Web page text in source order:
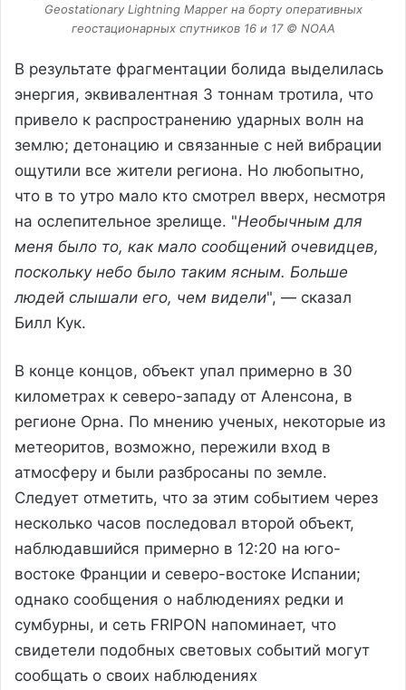
Geostationary Lightning Mapper на борту оперативных
геостационарных спутников 16 и 17 © NOAA
В результате фрагментации болида выделилась
энергия, эквивалентная 3 тоннам тротила, что
привело к распространению ударных волн на
землю; детонацию и связанные с ней вибрации
ощутили все жители региона. Но любопытно,
что в то утро мало кто смотрел вверх, несмотря
на ослепительное зрелище. "Необычным для
меня было то, как мало сообщений очевидцев,
поскольку небо было таким ясным. Больше
людей слышали его, чем видели", — сказал
Билл Кук.
В конце концов, объект упал примерно в 30
километрах к северо-западу от Аленсона, в
регионе Орна. По мнению ученых, некоторые из
метеоритов, возможно, пережили вход в
атмосферу и были разбросаны по земле.
Следует отметить, что за этим событием через
несколько часов последовал второй объект,
наблюдавшийся примерно в 12:20 на юго-
востоке Франции и северо-востоке Испании;
однако сообщения о наблюдениях редки и
сумбурны, и сеть FRIPON напоминает, что
свидетели подобных световых событий могут
сообщать о своих наблюдениях